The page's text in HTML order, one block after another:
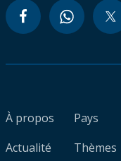
À propos
Actualité
Pays
Thèmes